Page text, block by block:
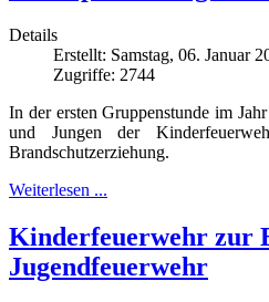
Details
Erstellt: Samstag, 06. Januar
Zugriffe: 2744
In der ersten Gruppenstunde im
und Jungen der
Brandschutzerziehung.
Weiterlesen ...
Kinderfeuerwehr zur
Jugendfeuerwehr